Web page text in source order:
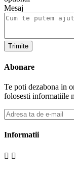
Mesaj
Abonare
Te poti dezabona in
folosesti informatiile
Informatii
 